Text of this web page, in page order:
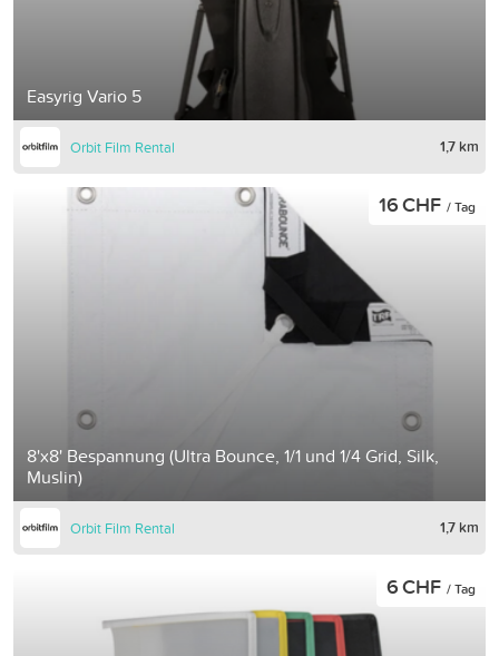
Easyrig Vario 5
Orbit Film Rental 1,7 km
8'x8' Bespannung (Ultra Bounce, 1/1 und 1/4 Grid, Silk,
Muslin)
16 CHF / Tag
Orbit Film Rental 1,7 km
6 CHF / Tag